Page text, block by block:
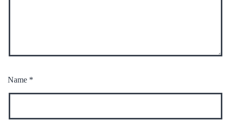
Name *